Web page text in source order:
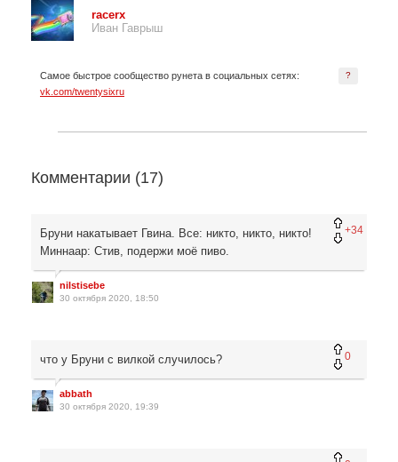
racerx
Иван Гаврыш
?
Самое быстрое сообщество рунета в социальных сетях:
vk.com/twentysixru
Комментарии (17)
+34
Бруни накатывает Гвина. Все: никто, никто, никто!
Миннаар: Стив, подержи моё пиво.
nilstisebe
30 октября 2020, 18:50
0
что у Бруни с вилкой случилось?
abbath
30 октября 2020, 19:39